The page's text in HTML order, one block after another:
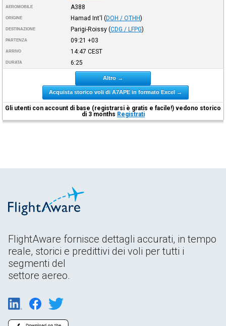
AEROMOBILE A388
ORIGINE Hamad Int'l (DOH / OTHH)
DESTINAZIONE Parigi-Roissy (CDG / LFPG)
PARTENZA 09:21 +03
ARRIVO 14:47 CEST
DURATA 6:25
Altro →
Acquista storico voli di A7APE in formato Excel →
Gli utenti con account di base (registrarsi è gratis e facile!) vedono storico
di 3 months Registrati
FlightAware fornisce dettagli accurati, in tempo
reale, storici e predittivi dei voli per tutti i
segmenti del
settore aereo.